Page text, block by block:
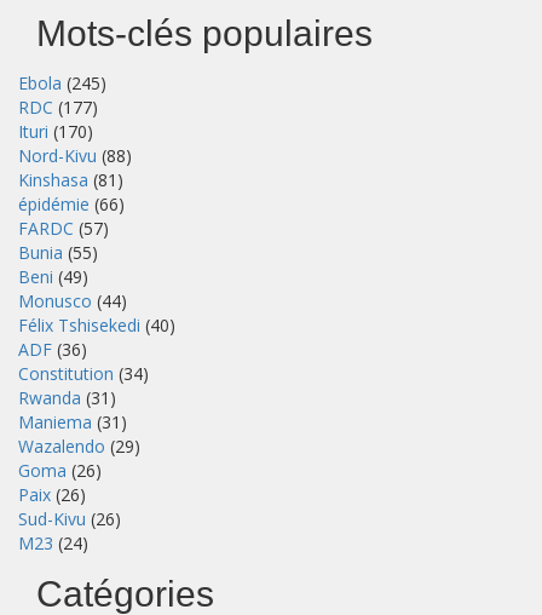
Mots-clés populaires
Ebola (245)
RDC (177)
Ituri (170)
Nord-Kivu (88)
Kinshasa (81)
épidémie (66)
FARDC (57)
Bunia (55)
Beni (49)
Monusco (44)
Félix Tshisekedi (40)
ADF (36)
Constitution (34)
Rwanda (31)
Maniema (31)
Wazalendo (29)
Goma (26)
Paix (26)
Sud-Kivu (26)
M23 (24)
Catégories